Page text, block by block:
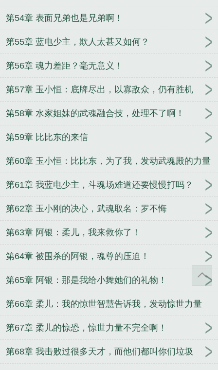
吧？
第54章 表面兄弟也是兄弟啊！
第55章 蓝电少主，欺人太甚又如何？
第56章 魂力差距？毫无意义！
第57章 玉小恒：底牌尽出，以寡敌众，仍有胜机
第58章 水家姐妹的武魂融合技，处理不了啊！
第59章 比比东的来信
第60章 玉小恒：比比东，为了我，发动武魂殿的力量
吧
第61章 我蓝电少主，斗魂场难道还要慢慢打吗？
第62章 玉小刚的决心，武魂取名：罗不悔
第63章 阿银：柔儿，我来救你了！
第64章 被围杀的阿银，魂尊的压迫！
第65章 阿银：那是我给小舞她们的礼物！
第66章 柔儿：我的惊世智慧告诉我，发动惊世力量
吧！
第67章 柔儿的惊恐，惊世力量不完全啊！
第68章 我击败过很多天才，而他们都叫你们垃圾